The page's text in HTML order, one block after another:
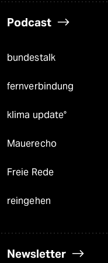
Podcast
bundestalk
fernverbindung
klima update°
Mauerecho
Freie Rede
reingehen
Newsletter